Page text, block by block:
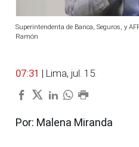
Superintendenta de Banca, Seguros, y
Ramón
07:31 | Lima, jul. 15.
Por: Malena Miranda